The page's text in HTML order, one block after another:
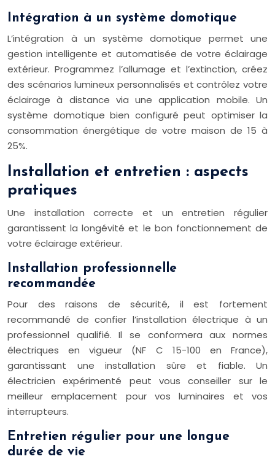
Intégration à un système domotique
L’intégration à un système domotique permet une
gestion intelligente et automatisée de votre éclairage
extérieur. Programmez l’allumage et l’extinction, créez
des scénarios lumineux personnalisés et contrôlez votre
éclairage à distance via une application mobile. Un
système domotique bien configuré peut optimiser la
consommation énergétique de votre maison de 15 à
25%.
Installation et entretien : aspects
pratiques
Une installation correcte et un entretien régulier
garantissent la longévité et le bon fonctionnement de
votre éclairage extérieur.
Installation professionnelle
recommandée
Pour des raisons de sécurité, il est fortement
recommandé de confier l’installation électrique à un
professionnel qualifié. Il se conformera aux normes
électriques en vigueur (NF C 15-100 en France),
garantissant une installation sûre et fiable. Un
électricien expérimenté peut vous conseiller sur le
meilleur emplacement pour vos luminaires et vos
interrupteurs.
Entretien régulier pour une longue
durée de vie